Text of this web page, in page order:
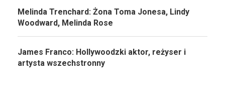
Melinda Trenchard: Żona Toma Jonesa, Lindy
Woodward, Melinda Rose
James Franco: Hollywoodzki aktor, reżyser i
artysta wszechstronny